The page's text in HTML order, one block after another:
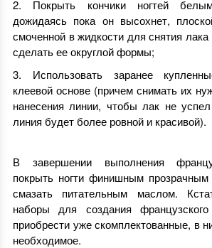
Покрыть кончики ногтей
дожидаясь пока он высохнет,
смоченной в жидкости для снятия
сделать ее округлой формы;
Использовать заранее
клеевой основе (причем снимать их
нанесения линии, чтобы лак не успел
линия будет более ровной и красивой).
В завершении выполнения
покрыть ногти финишным
смазать питательным маслом.
наборы для создания
приобрести уже скомплектованные, в
необходимое.